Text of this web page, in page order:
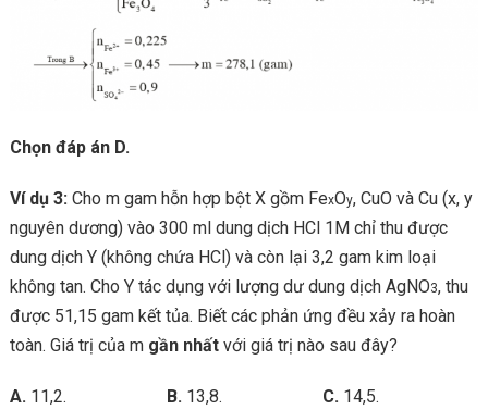
Chọn đáp án D.
Ví dụ 3:Cho m gam hỗn hợp bột X gồm FexOy, CuO và Cu (x, y
nguyên dương) vào 300 ml dung dịch HCl 1M chỉ thu được
dung dịch Y (không chứa HCl) và còn lại 3,2 gam kim loại
không tan. Cho Y tác dụng với lượng dư dung dịch AgNO3, thu
được 51,15 gam kết tủa. Biết các phản ứng đều xảy ra hoàn
toàn. Giá trị của m gần nhấtvới giá trị nào sau đây?
A.11,2. B.13,8. C.14,5.